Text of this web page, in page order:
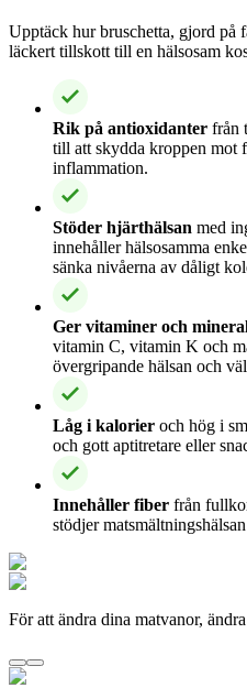
Upptäck hur bruschetta, gjord på
läckert tillskott till en hälsosam
Rik på antioxidanter från
till att skydda kroppen mot
inflammation.
Stöder hjärthälsan med
innehåller hälsosamma
sänka nivåerna av dåligt
Ger vitaminer och
vitamin C, vitamin K och
övergripande hälsan och
Låg i kalorier och hög i
och gott aptitretare eller
Innehåller fiber från
stödjer
För att ändra dina matvanor,